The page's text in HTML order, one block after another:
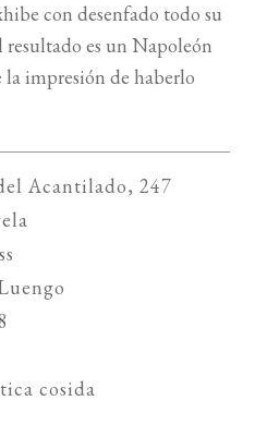
con desenfado todo su
es un Napoleón
impresión de haberlo
Acantilado, 247
cosida